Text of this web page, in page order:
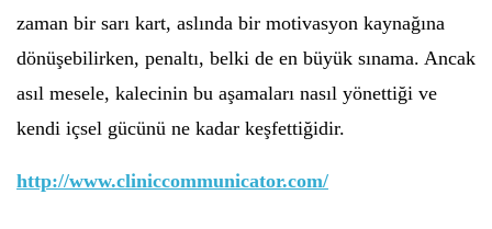
zaman bir sarı kart, aslında bir motivasyon kaynağına
dönüşebilirken, penaltı, belki de en büyük sınama. Ancak
asıl mesele, kalecinin bu aşamaları nasıl yönettiği ve
kendi içsel gücünü ne kadar keşfettiğidir.
http://www.cliniccommunicator.com/